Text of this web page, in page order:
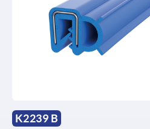
K2239 B